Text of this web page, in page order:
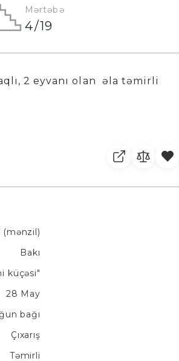
Mərtəbə
4/19
2 eyvanı olan əla təmirli
(mənzil)
Bakı
küçəsi"
28 May
bağı
Çıxarış
Təmirli